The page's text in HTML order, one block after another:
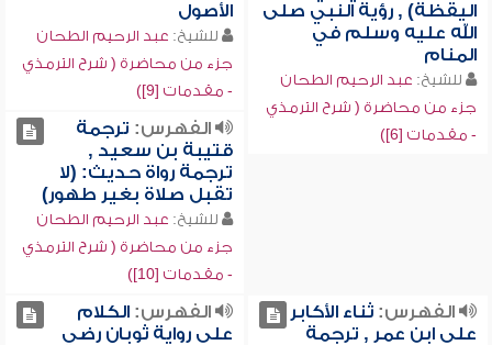
اليقظة) , رؤية النبي صلى
الله عليه وسلم في
المنام
للشيخ: عبد الرحيم الطحان
جزء من محاضرة ( شرح الترمذي
- مقدمات [6])
الأصول
للشيخ: عبد الرحيم الطحان
جزء من محاضرة ( شرح الترمذي
- مقدمات [9])
الفهرس: ترجمة
قتيبة بن سعيد ,
ترجمة رواة حديث: (لا
تقبل صلاة بغير طهور)
للشيخ: عبد الرحيم الطحان
جزء من محاضرة ( شرح الترمذي
- مقدمات [10])
الفهرس:ثناء الأكابر
على ابن عمر , ترجمة
الفهرس:الكلام
على رواية ثوبان رضي